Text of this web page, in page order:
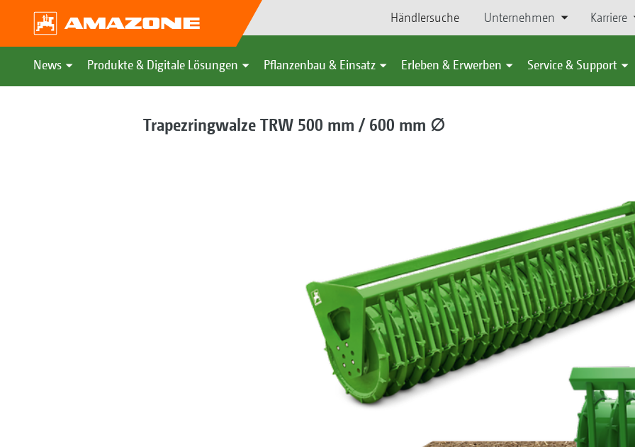
Händlersuche Unternehmen Karriere
News Produkte & Digitale Lösungen Pflanzenbau & Einsatz Erleben & Erwerben Service & Support
Trapezringwalze TRW 500 mm / 600 mm ∅